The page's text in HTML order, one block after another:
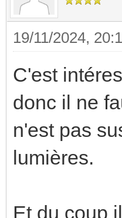
19/11/2024,
C'est
donc il ne
n'est pas
lumières.
Et du coup